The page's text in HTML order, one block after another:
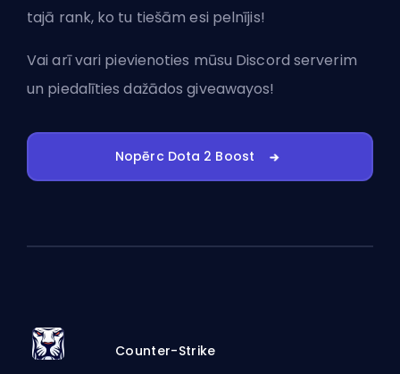
tajā rank, ko tu tiešām esi pelnījis!
Vai arī vari pievienoties mūsu Discord serverim
un piedalīties dažādos giveawayos!
Nopērc Dota 2 Boost
Counter-Strike